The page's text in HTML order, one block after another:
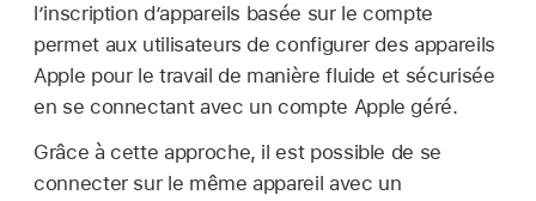
l’inscription d’appareils basée sur le compte
permet aux utilisateurs de configurer des appareils
Apple pour le travail de manière fluide et sécurisée
en se connectant avec un compte Apple géré.
Grâce à cette approche, il est possible de se
connecter sur le même appareil avec un